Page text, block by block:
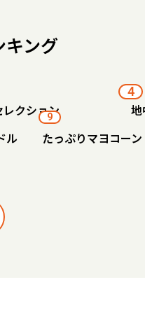
ング
クション
4
地
ル
9
たっぷりマヨコーン